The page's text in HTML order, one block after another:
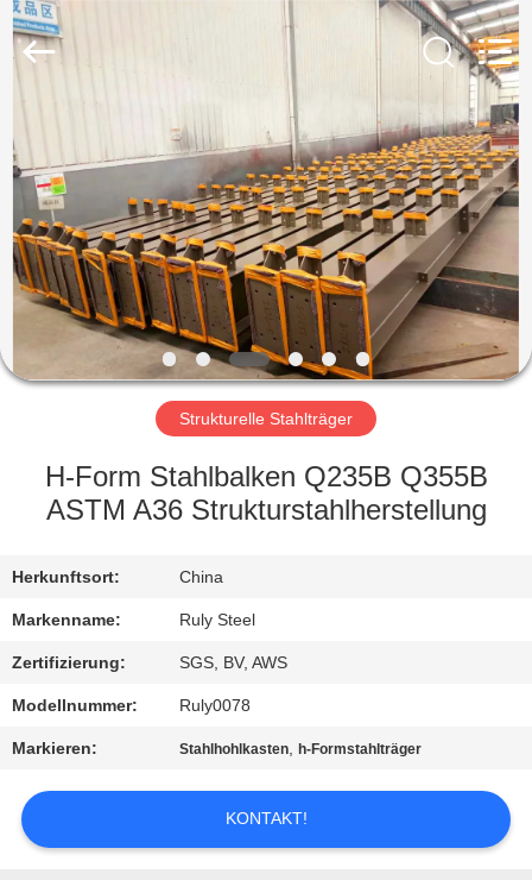
HAUS
PRODUKTE
VIDEOS
VR
SHOW
ÜBER
UNS
FABRIK-
AUSFLUG
QUALITÄTSKONTROLLE
TRETEN
SIE
MIT
Ruly
Steel
Engineering
Co.,Ltd.
Rights
Strukturelle Stahlträger
H-Form Stahlbalken Q235B Q355B
ASTM A36 Strukturstahlherstellung
Herkunftsort: China
Markenname: Ruly Steel
Zertifizierung: SGS, BV, AWS
Modellnummer: Ruly0078
Markieren: Stahlhohlkasten,h-Formstahlträger
KONTAKT!